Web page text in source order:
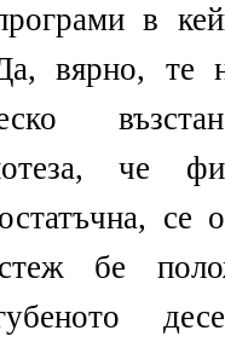
в
вярно, те
че
се
бе